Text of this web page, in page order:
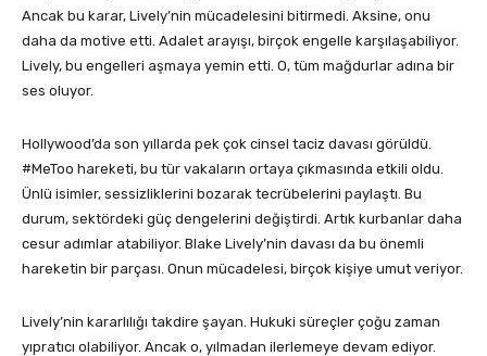
Ancak bu karar, Lively’nin mücadelesini bitirmedi. Aksine, onu
daha da motive etti. Adalet arayışı, birçok engelle karşılaşabiliyor.
Lively, bu engelleri aşmaya yemin etti. O, tüm mağdurlar adına bir
ses oluyor.
Hollywood’da son yıllarda pek çok cinsel taciz davası görüldü.
#MeToo hareketi, bu tür vakaların ortaya çıkmasında etkili oldu.
Ünlü isimler, sessizliklerini bozarak tecrübelerini paylaştı. Bu
durum, sektördeki güç dengelerini değiştirdi. Artık kurbanlar daha
cesur adımlar atabiliyor. Blake Lively’nin davası da bu önemli
hareketin bir parçası. Onun mücadelesi, birçok kişiye umut veriyor.
Lively’nin kararlılığı takdire şayan. Hukuki süreçler çoğu zaman
yıpratıcı olabiliyor. Ancak o, yılmadan ilerlemeye devam ediyor.